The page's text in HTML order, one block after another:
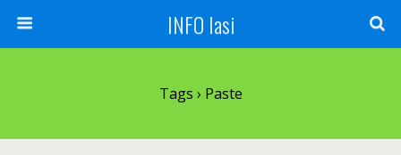
INFO Iasi
Tags › Paste